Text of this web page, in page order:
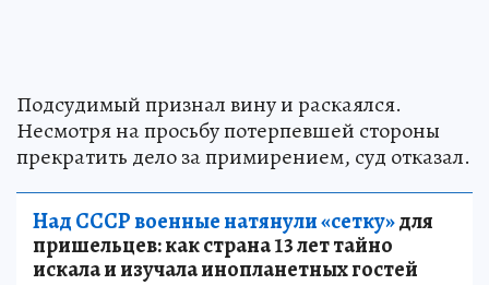
Подсудимый признал вину и раскаялся.
Несмотря на просьбу потерпевшей стороны
прекратить дело за примирением, суд отказал.
Над СССР военные натянули «сетку»для
пришельцев: как страна 13 лет тайно
искала и изучала инопланетных гостей